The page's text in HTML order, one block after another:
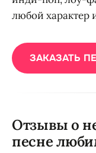
любой характер
ЗАКАЗАТЬ
Отзывы о
песне